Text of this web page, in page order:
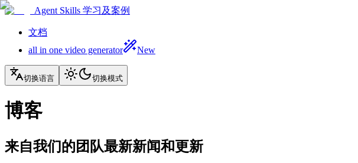
Agent Skills 学习及案例
文档
all in one video generator
New
切换语言 切换模式
博客
来自我们的团队最新新闻和更新